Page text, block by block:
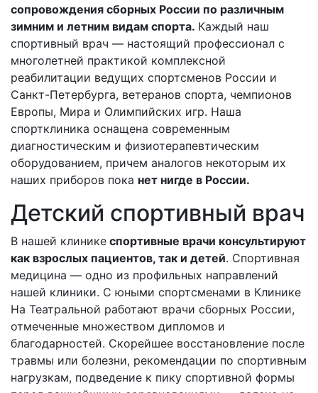
сопровождения сборных России по различным
зимним и летним видам спорта. Каждый наш
спортивный врач — настоящий профессионал с
многолетней практикой комплексной
реабилитации ведущих спортсменов России и
Санкт-Петербурга, ветеранов спорта, чемпионов
Европы, Мира и Олимпийских игр. Наша
спортклиника оснащена современным
диагностическим и физиотерапевтическим
оборудованием, причем аналогов некоторым их
наших приборов пока нет нигде в России.
Детский спортивный врач
В нашей клинике спортивные врачи консультируют
как взрослых пациентов, так и детей. Спортивная
медицина — одно из профильных направлений
нашей клиники. С юными спортсменами в Клинике
На Театральной работают врачи сборных России,
отмеченные множеством дипломов и
благодарностей. Скорейшее восстановление после
травмы или болезни, рекомендации по спортивным
нагрузкам, подведение к пику спортивной формы